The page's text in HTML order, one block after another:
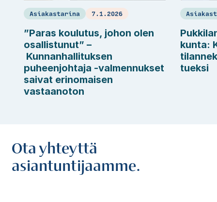
Asiakastarina 7.1.2026
”Paras koulutus, johon olen
osallistunut” –
Kunnanhallituksen
puheenjohtaja -valmennukset
saivat erinomaisen
vastaanoton
kunta:
tueksi
Ota yhteyttä
asiantuntijaamme.